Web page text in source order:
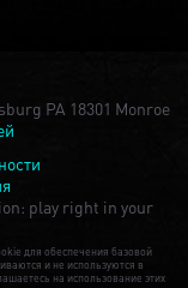
PA 18301 Monroe
play right in your
для обеспечения базовой
и не используются в
на использование этих